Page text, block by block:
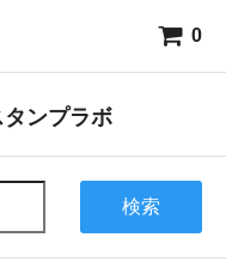
0
ンプラボ
検索